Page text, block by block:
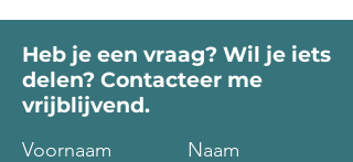
Heb je een vraag? Wil je iets
delen? Contacteer me
vrijblijvend.
Voornaam Naam